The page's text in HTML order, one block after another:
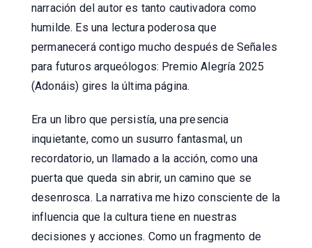
narración del autor es tanto cautivadora como
humilde. Es una lectura poderosa que
permanecerá contigo mucho después de Señales
para futuros arqueólogos: Premio Alegría 2025
(Adonáis) gires la última página.
Era un libro que persistía, una presencia
inquietante, como un susurro fantasmal, un
recordatorio, un llamado a la acción, como una
puerta que queda sin abrir, un camino que se
desenrosca. La narrativa me hizo consciente de la
influencia que la cultura tiene en nuestras
decisiones y acciones. Como un fragmento de